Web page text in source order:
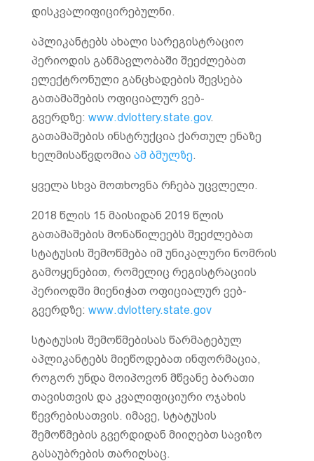
დისკვალიფიცირებულნი.
აპლიკანტებს ახალი სარეგისტრაციო
პერიოდის განმავლობაში შეეძლებათ
ელექტრონული განცხადების შევსება
გათამაშების ოფიციალურ ვებ-
გვერდზე: www.dvlottery.state.gov.
გათამაშების ინსტრუქცია ქართულ ენაზე
ხელმისაწვდომია ამ ბმულზე.
ყველა სხვა მოთხოვნა რჩება უცვლელი.
2018 წლის 15 მაისიდან 2019 წლის
გათამაშების მონაწილეებს შეეძლებათ
სტატუსის შემოწმება იმ უნიკალური ნომრის
გამოყენებით, რომელიც რეგისტრაციის
პერიოდში მიენიჭათ ოფიციალურ ვებ-
გვერდზე: www.dvlottery.state.gov
სტატუსის შემოწმებისას წარმატებულ
აპლიკანტებს მიეწოდებათ ინფორმაცია,
როგორ უნდა მოიპოვონ მწვანე ბარათი
თავისთვის და კვალიფიციური ოჯახის
წევრებისათვის. იმავე, სტატუსის
შემოწმების გვერდიდან მიიღებთ სავიზო
გასაუბრების თარიღსაც.